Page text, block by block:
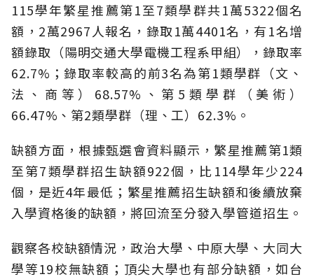
115學年繁星推薦第1至7類學群共1萬5322個名
額，2萬2967人報名，錄取1萬4401名，有1名增
額錄取（陽明交通大學電機工程系甲組），錄取率
62.7%；錄取率較高的前3名為第1類學群（文、
法、商等）68.57%、第5類學群（美術）
66.47%、第2類學群（理、工）62.3%。
缺額方面，根據甄選會資料顯示，繁星推薦第1類
至第7類學群招生缺額922個，比114學年少224
個，是近4年最低；繁星推薦招生缺額和後續放棄
入學資格後的缺額，將回流至分發入學管道招生。
觀察各校缺額情況，政治大學、中原大學、大同大
學等19校無缺額；頂尖大學也有部分缺額，如台